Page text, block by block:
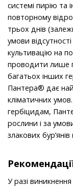
системі пирію та
повторному
трьох днів
умови
культивацію на
проводити лише
багатьох інших
Пантера® дає
кліматичних
гербіцидам,
рослини і за
злакових
У разі